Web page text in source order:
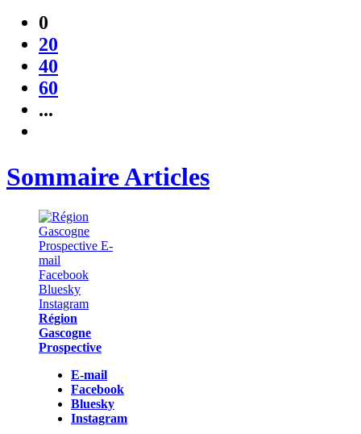
0
20
40
60
...
Sommaire Articles
Région
Gascogne
Prospective
E-mail
Facebook
Bluesky
Instagram